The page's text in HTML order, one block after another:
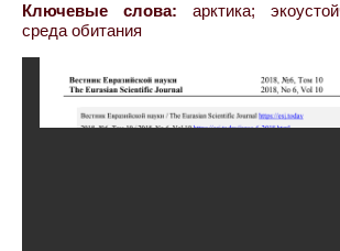
Ключевые слова: арктика;
среда обитания